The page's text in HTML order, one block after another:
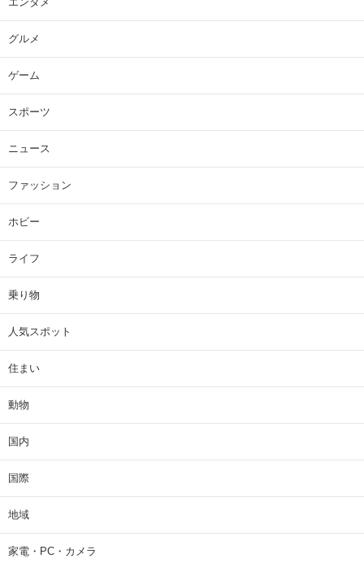
グルメ
ゲーム
スポーツ
ニュース
ファッション
ホビー
ライフ
乗り物
人気スポット
住まい
動物
国内
国際
地域
家電・PC・カメラ